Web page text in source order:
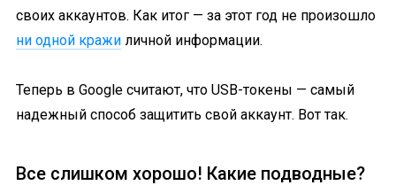
своих аккаунтов. Как итог — за этот год не произошло
ни одной кражи личной информации.
Теперь в Google считают, что USB-токены — самый
надежный способ защитить свой аккаунт. Вот так.
Все слишком хорошо! Какие подводные?